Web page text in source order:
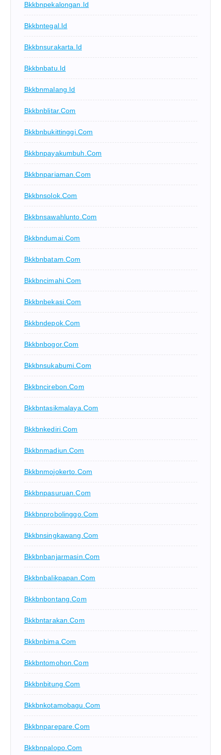
Bkkbnpekalongan.id
Bkkbntegal.id
Bkkbnsurakarta.id
Bkkbnbatu.id
Bkkbnmalang.id
Bkkbnblitar.com
Bkkbnbukittinggi.com
Bkkbnpayakumbuh.com
Bkkbnpariaman.com
Bkkbnsolok.com
Bkkbnsawahlunto.com
Bkkbndumai.com
Bkkbnbatam.com
Bkkbncimahi.com
Bkkbnbekasi.com
Bkkbndepok.com
Bkkbnbogor.com
Bkkbnsukabumi.com
Bkkbncirebon.com
Bkkbntasikmalaya.com
Bkkbnkediri.com
Bkkbnmadiun.com
Bkkbnmojokerto.com
Bkkbnpasuruan.com
Bkkbnprobolinggo.com
Bkkbnsingkawang.com
Bkkbnbanjarmasin.com
Bkkbnbalikpapan.com
Bkkbnbontang.com
Bkkbntarakan.com
Bkkbnbima.com
Bkkbntomohon.com
Bkkbnbitung.com
Bkkbnkotamobagu.com
Bkkbnparepare.com
Bkkbnpalopo.com